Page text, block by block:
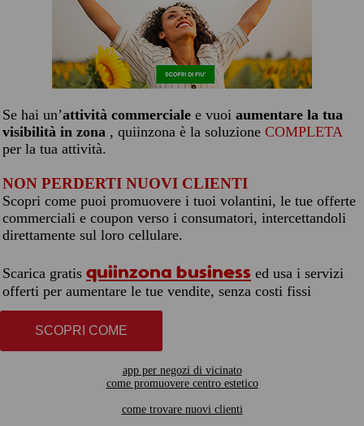
Se hai un’attività commerciale e vuoi aumentare la tua
visibilità in zona , quiinzona è la soluzione COMPLETA
per la tua attività.
NON PERDERTI NUOVI CLIENTI
Scopri come puoi promuovere i tuoi volantini, le tue offerte
commerciali e coupon verso i consumatori, intercettandoli
direttamente sul loro cellulare.
Scarica gratis quiinzona business ed usa i servizi
offerti per aumentare le tue vendite, senza costi fissi
SCOPRI COME
app per negozi di vicinato
come promuovere centro estetico
come trovare nuovi clienti